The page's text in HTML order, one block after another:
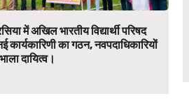
में अखिल भारतीय विद्यार्थी परिषद
कार्यकारिणी का गठन, नवपदाधिकारियों
दायित्व।